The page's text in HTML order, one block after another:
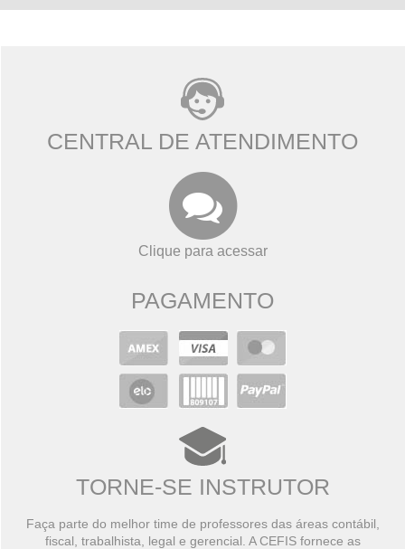
CENTRAL DE ATENDIMENTO
Clique para acessar
PAGAMENTO
TORNE-SE INSTRUTOR
Faça parte do melhor time de professores das áreas contábil,
fiscal, trabalhista, legal e gerencial. A CEFIS fornece as